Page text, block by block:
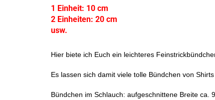
1 Einheit: 10 cm
2 Einheiten: 20 cm
usw.
Hier biete ich Euch ein leichteres
Es lassen sich damit viele tolle Bündchen von Shirts
Bündchen im Schlauch: aufgeschnittene Breite ca.